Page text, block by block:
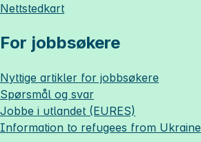
Nettstedkart
For jobbsøkere
Nyttige artikler for jobbsøkere
Spørsmål og svar
Jobbe i utlandet (EURES)
Information to refugees from Ukraine